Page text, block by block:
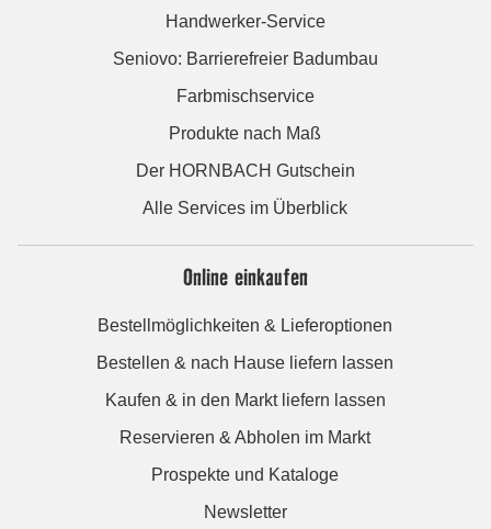
Handwerker-Service
Seniovo: Barrierefreier Badumbau
Farbmischservice
Produkte nach Maß
Der HORNBACH Gutschein
Alle Services im Überblick
Online einkaufen
Bestellmöglichkeiten & Lieferoptionen
Bestellen & nach Hause liefern lassen
Kaufen & in den Markt liefern lassen
Reservieren & Abholen im Markt
Prospekte und Kataloge
Newsletter